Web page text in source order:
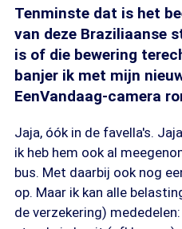
Tenminste dat is het
van deze Braziliaanse
is of die bewering
banjer ik met mijn
EenVandaag-camera
Jaja, óók in de favella's.
ik heb hem ook al
bus. Met daarbij ook nog
op. Maar ik kan alle
de verzekering)